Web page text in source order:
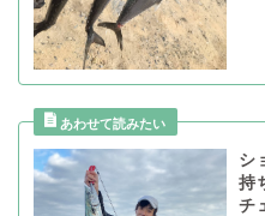
シ
持
チ